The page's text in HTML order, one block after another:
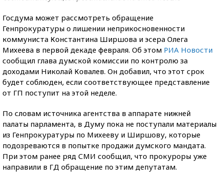
Госдума может рассмотреть обращение
Генпрокуратуры о лишении неприкосновенности
коммуниста Константина Ширшова и эсера Олега
Михеева в первой декаде февраля. Об этом РИА Новости
сообщил глава думской комиссии по контролю за
доходами Николай Ковалев. Он добавил, что этот срок
будет соблюден, если соответствующее представление
от ГП поступит на этой неделе.
По словам источника агентства в аппарате нижней
палаты парламента, в Думу пока не поступали материалы
из Генпрокуратуры по Михееву и Ширшову, которые
подозреваются в попытке продажи думского мандата.
При этом ранее ряд СМИ сообщил, что прокуроры уже
направили в ГД обращение по этим депутатам.